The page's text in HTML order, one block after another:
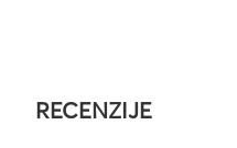
RECENZIJE